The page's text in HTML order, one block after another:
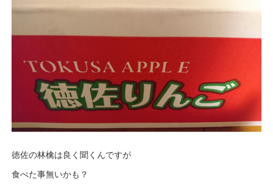
徳佐の林檎は良く聞くんですが
食べた事無いかも？